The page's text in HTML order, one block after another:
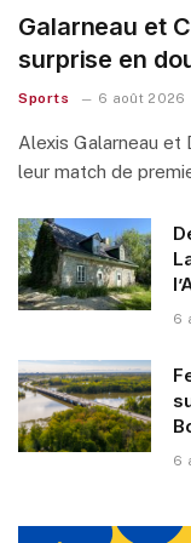
Galarneau et
surprise en
Sports 6 août 2026
Alexis Galarneau et
leur match de
6
6